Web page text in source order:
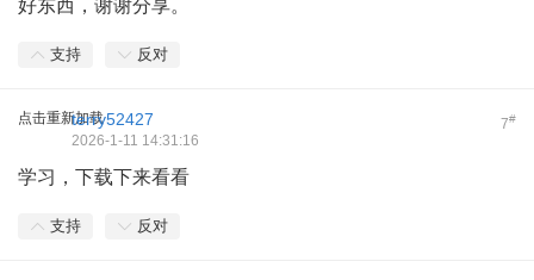
好东西，谢谢分享。
支持 反对
点击重新加载 7#
terry52427
2026-1-11 14:31:16
学习，下载下来看看
支持 反对